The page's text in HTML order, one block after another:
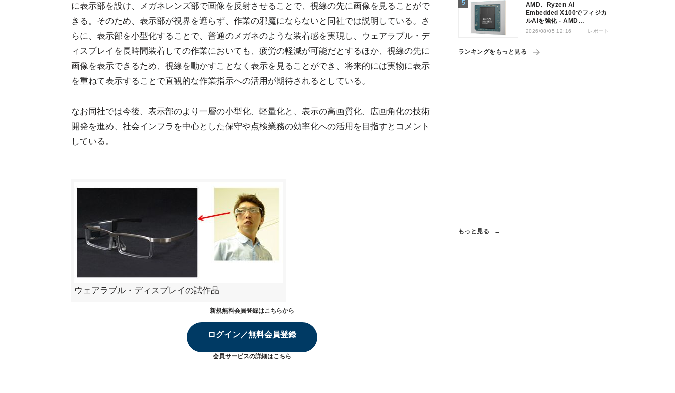
に表示部を設け、メガネレンズ部で画像を反射させることで、視線の先に画像を見ることがで
きる。そのため、表示部が視界を遮らず、作業の邪魔にならないと同社では説明している。さ
らに、表示部を小型化することで、普通のメガネのような装着感を実現し、ウェアラブル・デ
ィスプレイを長時間装着しての作業においても、疲労の軽減が可能だとするほか、視線の先に
画像を表示できるため、視線を動かすことなく表示を見ることができ、将来的には実物に表示
を重ねて表示することで直観的な作業指示への活用が期待されるとしている。
なお同社では今後、表示部のより一層の小型化、軽量化と、表示の高画質化、広画角化の技術
開発を進め、社会インフラを中心とした保守や点検業務の効率化への活用を目指すとコメント
している。
ウェアラブル・ディスプレイの試作品
新規無料会員登録はこちらから
ログイン／無料会員登録
会員サービスの詳細はこちら
AMD、Ryzen AI
Embedded X100でフィジカ
ルAIを強化 - AMD
Advancing AI 2026
2026/08/05 12:16 レポート
ランキングをもっと見る
もっと見る